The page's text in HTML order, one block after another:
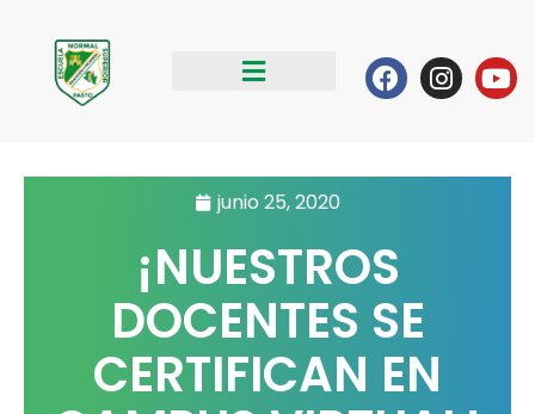
contenido
Facebook
junio 25, 2020
¡NUESTROS
DOCENTES SE
CERTIFICAN EN